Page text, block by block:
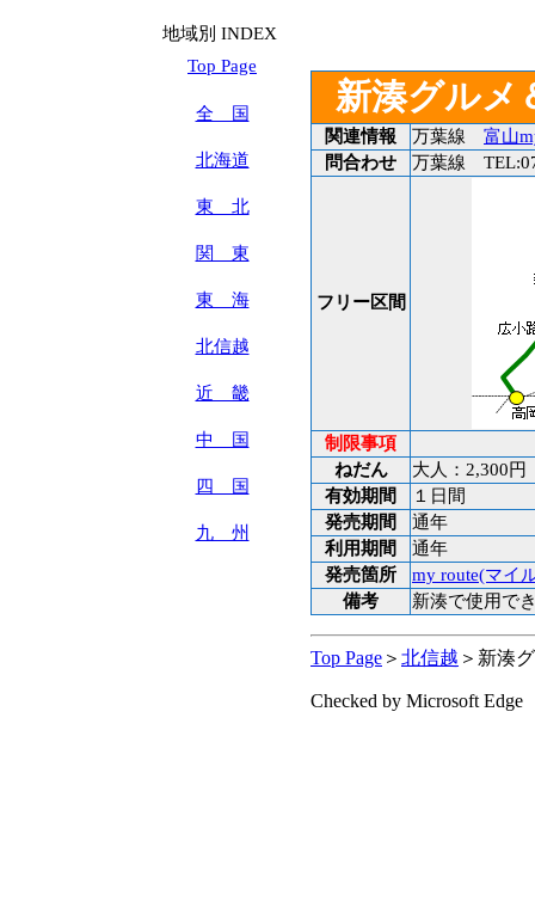
地域別 INDEX
Top Page
全 国
北海道
東 北
関 東
東 海
北信越
近 畿
中 国
四 国
九 州
新湊グルメ
関連情報 万葉線 富山
問合わせ
万葉線
フリー区間
制限事項
ねだん
大人：2,300
有効期間
１日間
発売期間
通年
利用期間
通年
発売箇所
my route(マイ
備考
新湊で使用
Top Page ＞ 北信越 ＞新湊
Checked by Microsoft Edge